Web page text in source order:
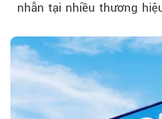
nhẫn tại nhiều thương